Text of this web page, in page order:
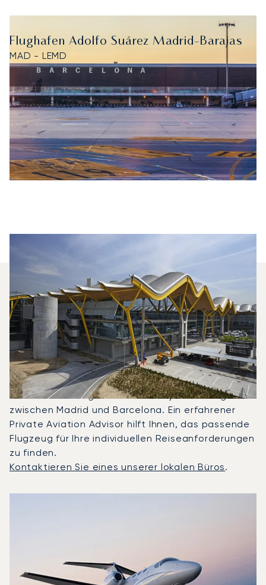
Flughafen Adolfo Suárez Madrid-Barajas
MAD - LEMD
Welche Privatjets Werden Am
Häufigsten Zwischen
Barcelona Und Madrid
Gechartert?
2025 waren Citation Mustang, Beechjet 400A und
PC-24 die meistgenutzten Privatjets für Flüge
zwischen Madrid und Barcelona. Ein erfahrener
Private Aviation Advisor hilft Ihnen, das passende
Flugzeug für Ihre individuellen Reiseanforderungen
zu finden.
Kontaktieren Sie eines unserer lokalen Büros.